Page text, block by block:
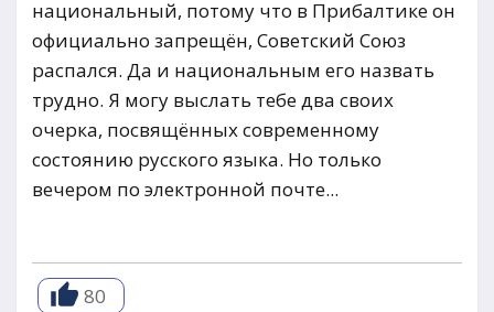
национальный, потому что в Прибалтике он
официально запрещён, Советский Союз
распался. Да и национальным его назвать
трудно. Я могу выслать тебе два своих
очерка, посвящённых современному
состоянию русского языка. Но только
вечером по электронной почте...
80